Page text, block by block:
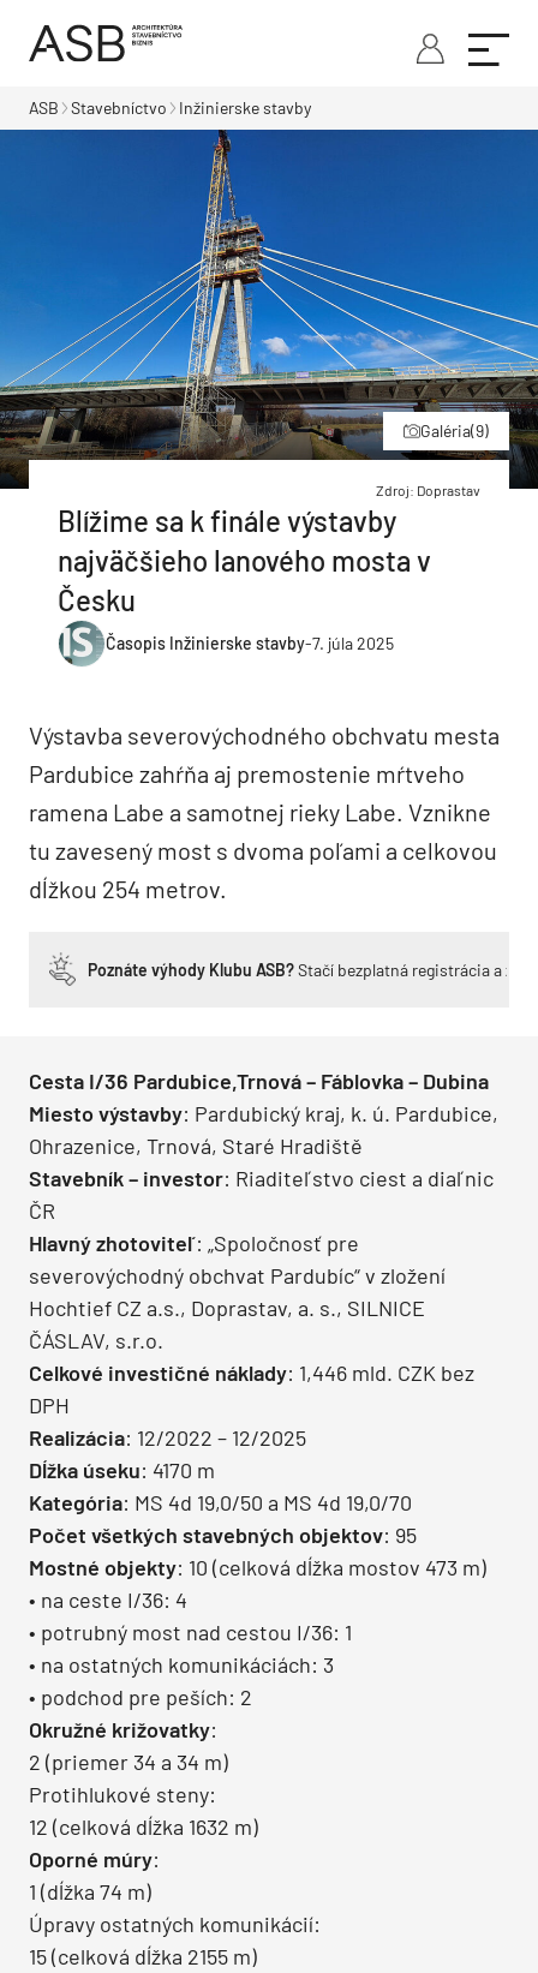
ASB Stavebníctvo Inžinierske stavby
Galéria(9)
Zdroj: Doprastav
Blížime sa k finále výstavby
najväčšieho lanového mosta v
Česku
Časopis Inžinierske stavby-7. júla 2025
Výstavba severovýchodného obchvatu mesta
Pardubice zahŕňa aj premostenie mŕtveho
ramena Labe a samotnej rieky Labe. Vznikne
tu zavesený most s dvoma poľami a celkovou
dĺžkou 254 metrov.
Poznáte výhody Klubu ASB?Stačí bezplatná registrácia a
Cesta I/36 Pardubice,Trnová – Fáblovka – Dubina
Miesto výstavby: Pardubický kraj, k. ú. Pardubice,
Ohrazenice, Trnová, Staré Hradiště
Stavebník – investor: Riaditeľstvo ciest a diaľnic
ČR
Hlavný zhotoviteľ: „Spoločnosť pre
severovýchodný obchvat Pardubíc“ v zložení
Hochtief CZ a.s., Doprastav, a. s., SILNICE
ČÁSLAV, s.r.o.
Celkové investičné náklady: 1,446 mld. CZK bez
DPH
Realizácia: 12/2022 – 12/2025
Dĺžka úseku: 4170 m
Kategória: MS 4d 19,0/50 a MS 4d 19,0/70
Počet všetkých stavebných objektov: 95
Mostné objekty: 10 (celková dĺžka mostov 473 m)
• na ceste I/36: 4
• potrubný most nad cestou I/36: 1
• na ostatných komunikáciách: 3
• podchod pre peších: 2
Okružné križovatky:
2 (priemer 34 a 34 m)
Protihlukové steny:
12 (celková dĺžka 1632 m)
Oporné múry:
1 (dĺžka 74 m)
Úpravy ostatných komunikácií:
15 (celková dĺžka 2155 m)